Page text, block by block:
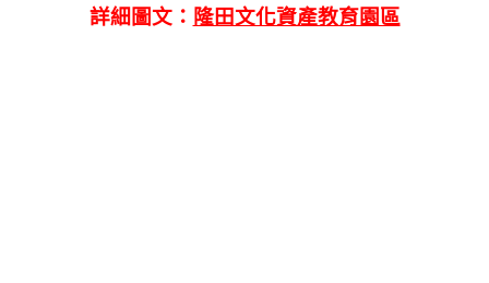
詳細圖文： 隆田文化資產教育園區